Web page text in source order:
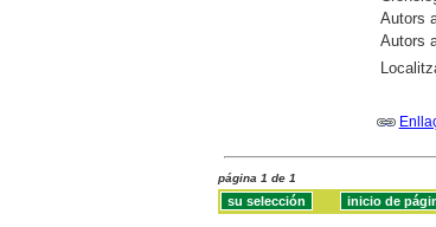
Autors
Autors
página 1 de 1